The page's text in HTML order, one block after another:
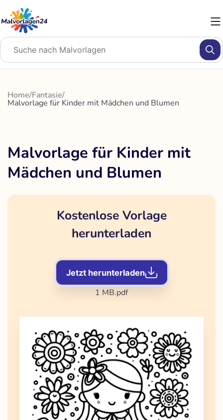
Inhalt
springen
Home/Fantasie/
Malvorlage für Kinder mit Mädchen und Blumen
Malvorlage für Kinder mit
Mädchen und Blumen
Kostenlose Vorlage
herunterladen
Jetzt herunterladen
1 MB.pdf